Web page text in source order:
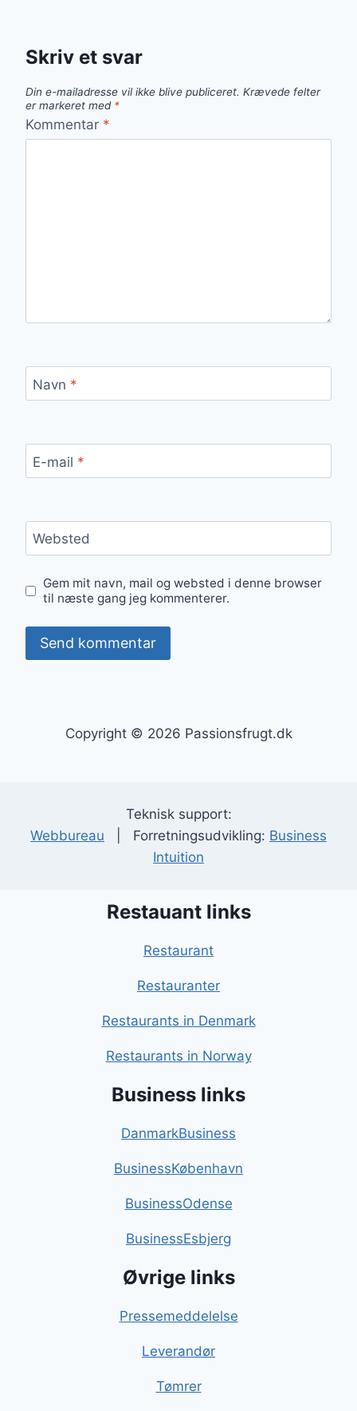
Skriv et svar
Din e-mailadresse vil ikke blive publiceret. Krævede felter
er markeret med *
Kommentar *
Navn *
E-mail *
Websted
Gem mit navn, mail og websted i denne browser
til næste gang jeg kommenterer.
Copyright © 2026 Passionsfrugt.dk
Teknisk support:
Webbureau | Forretningsudvikling: Business
Intuition
Restauant links
Restaurant
Restauranter
Restaurants in Denmark
Restaurants in Norway
Business links
DanmarkBusiness
BusinessKøbenhavn
BusinessOdense
BusinessEsbjerg
Øvrige links
Pressemeddelelse
Leverandør
Tømrer